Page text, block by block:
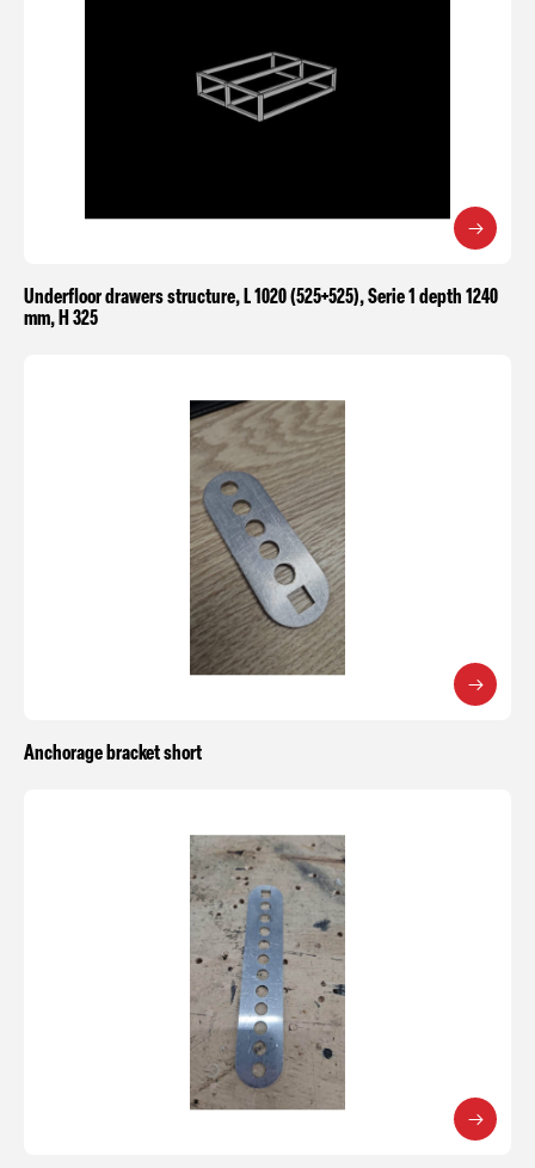
Underfloor drawers structure, L 1020 (525+525), Serie 1 depth 1240
mm, H 325
Anchorage bracket short